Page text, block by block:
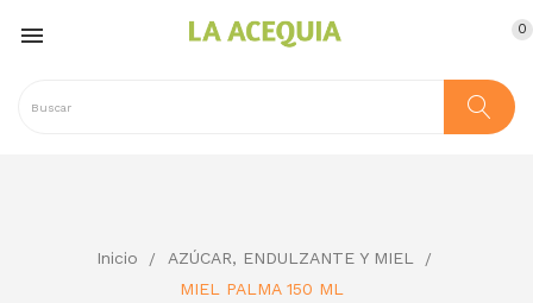
 0
Inicio
AZÚCAR, ENDULZANTE Y MIEL
MIEL PALMA 150 ML